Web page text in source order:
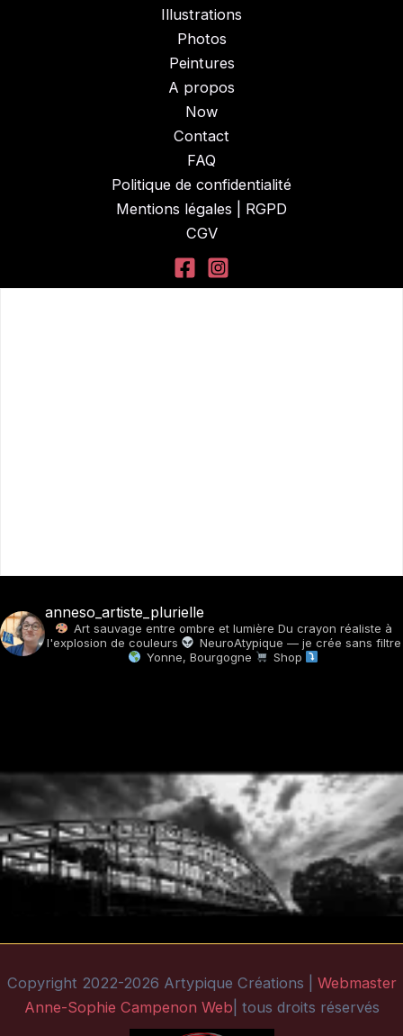
Illustrations
Photos
Peintures
A propos
Now
Contact
FAQ
Politique de confidentialité
Mentions légales | RGPD
CGV
anneso_artiste_plurielle
Art sauvage entre ombre et lumière Du crayon réaliste à
l'explosion de couleurs
NeuroAtypique — je crée sans filtre
Yonne, Bourgogne
Shop
Copyright 2022-2026 Artypique Créations | Webmaster
Anne-Sophie Campenon Web | tous droits réservés